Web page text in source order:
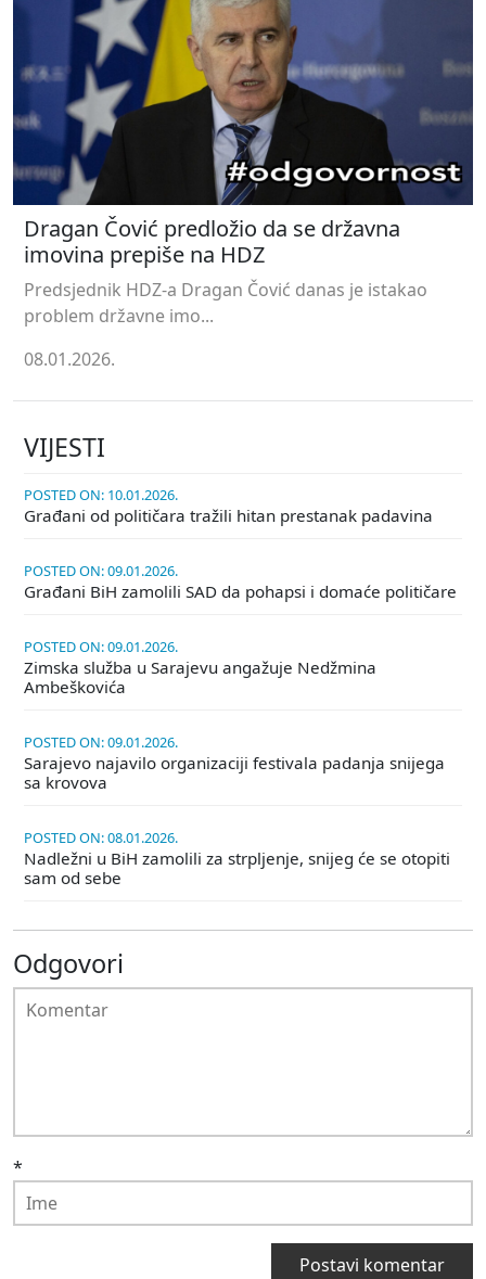
Dragan Čović predložio da se državna
imovina prepiše na HDZ
Predsjednik HDZ-a Dragan Čović danas je istakao
problem državne imo...
08.01.2026.
VIJESTI
POSTED ON: 10.01.2026.
Građani od političara tražili hitan prestanak padavina
POSTED ON: 09.01.2026.
Građani BiH zamolili SAD da pohapsi i domaće političare
POSTED ON: 09.01.2026.
Zimska služba u Sarajevu angažuje Nedžmina
Ambeškovića
POSTED ON: 09.01.2026.
Sarajevo najavilo organizaciji festivala padanja snijega
sa krovova
POSTED ON: 08.01.2026.
Nadležni u BiH zamolili za strpljenje, snijeg će se otopiti
sam od sebe
Odgovori
*